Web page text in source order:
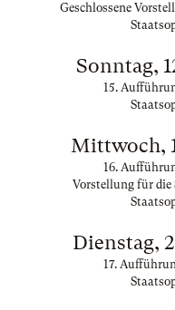
Geschlossene
Sonntag,
15.
Mittwoch,
16.
Vorstellung für die
Dienstag,
17.